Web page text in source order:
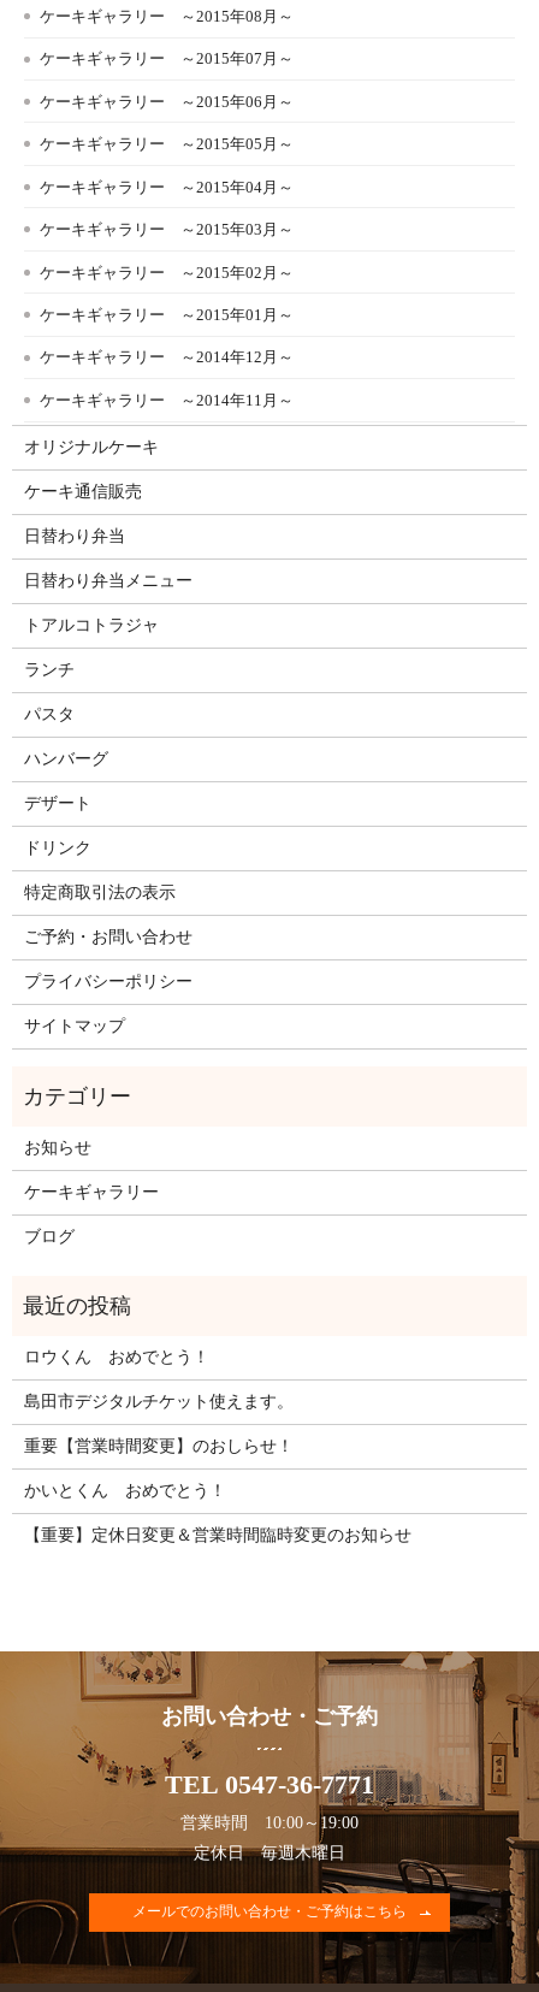
ケーキギャラリー ～2015年08月～
ケーキギャラリー ～2015年07月～
ケーキギャラリー ～2015年06月～
ケーキギャラリー ～2015年05月～
ケーキギャラリー ～2015年04月～
ケーキギャラリー ～2015年03月～
ケーキギャラリー ～2015年02月～
ケーキギャラリー ～2015年01月～
ケーキギャラリー ～2014年12月～
ケーキギャラリー ～2014年11月～
オリジナルケーキ
ケーキ通信販売
日替わり弁当
日替わり弁当メニュー
トアルコトラジャ
ランチ
パスタ
ハンバーグ
デザート
ドリンク
特定商取引法の表示
ご予約・お問い合わせ
プライバシーポリシー
サイトマップ
お知らせ
ケーキギャラリー
ブログ
ロウくん おめでとう！
島田市デジタルチケット使えます。
重要【営業時間変更】のおしらせ！
かいとくん おめでとう！
【重要】定休日変更＆営業時間臨時変更のお知らせ
お問い合わせ・ご予約
TEL 0547-36-7771
営業時間 10:00～19:00
定休日 毎週木曜日
メールでのお問い合わせ・ご予約はこちら